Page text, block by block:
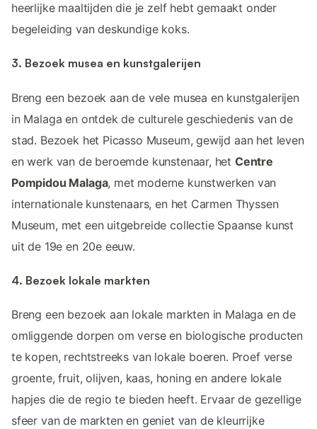
heerlijke maaltijden die je zelf hebt gemaakt onder
begeleiding van deskundige koks.
3. Bezoek musea en kunstgalerijen
Breng een bezoek aan de vele musea en kunstgalerijen
in Malaga en ontdek de culturele geschiedenis van de
stad. Bezoek het Picasso Museum, gewijd aan het leven
en werk van de beroemde kunstenaar, het Centre
Pompidou Malaga, met moderne kunstwerken van
internationale kunstenaars, en het Carmen Thyssen
Museum, met een uitgebreide collectie Spaanse kunst
uit de 19e en 20e eeuw.
4. Bezoek lokale markten
Breng een bezoek aan lokale markten in Malaga en de
omliggende dorpen om verse en biologische producten
te kopen, rechtstreeks van lokale boeren. Proef verse
groente, fruit, olijven, kaas, honing en andere lokale
hapjes die de regio te bieden heeft. Ervaar de gezellige
sfeer van de markten en geniet van de kleurrijke